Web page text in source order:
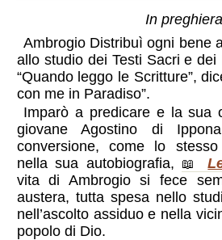
In
Ambrogio Distribuì ogni bene
allo studio dei Testi Sacri e
“Quando leggo le Scritture”,
con me in Paradiso”.
Imparò a predicare e la sua
giovane Agostino di
conversione, come lo
nella sua autobiografia,
vita di Ambrogio si fece
austera, tutta spesa nello
nell’ascolto assiduo e nella
popolo di Dio.